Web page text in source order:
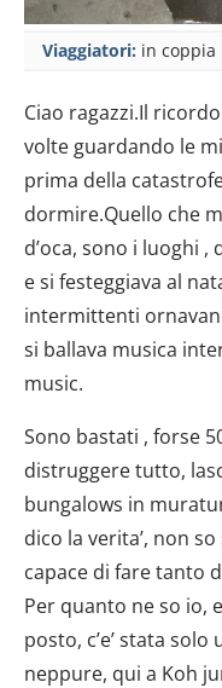
Viaggiatori: in coppia
Ciao ragazzi.Il
volte guardando le
prima della
dormire.Quello che
d’oca, sono i luoghi
e si festeggiava al
intermittenti
si ballava musica
music.
Sono bastati , forse
distruggere tutto,
bungalows in
dico la verita’, non
capace di fare tanto
Per quanto ne so io,
posto, c’e’ stata
neppure, qui a Koh